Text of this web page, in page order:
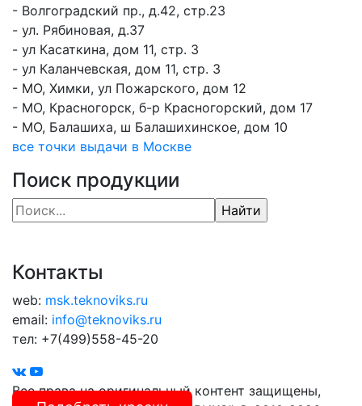
- Волгоградский пр., д.42, стр.23
- ул. Рябиновая, д.37
- ул Касаткина, дом 11, стр. 3
- ул Каланчевская, дом 11, стр. 3
- МО, Химки, ул Пожарского, дом 12
- МО, Красногорск, б-р Красногорский, дом 17
- МО, Балашиха, ш Балашихинское, дом 10
все точки выдачи в Москве
Поиск продукции
Контакты
web: msk.teknoviks.ru
email: info@teknoviks.ru
тел: +7(499)558-45-20
Все права на оригинальный контент защищены,